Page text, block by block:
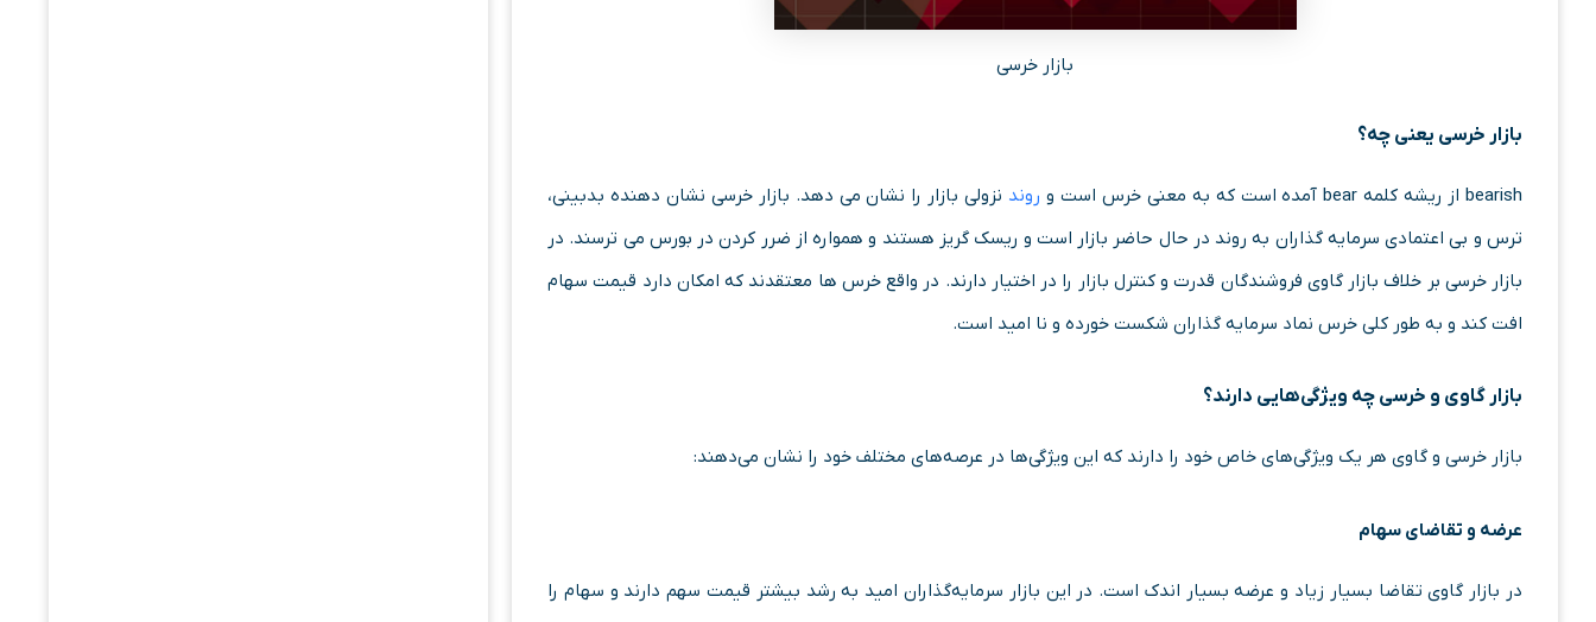
بازار خرسی
بازار خرسی یعنی چه؟
bearish از ریشه کلمه bear آمده است که به معنی خرس است و روند نزولی بازار را نشان می دهد. بازار خرسی نشان دهنده بدبینی،
ترس و بی اعتمادی سرمایه گذاران به روند در حال حاضر بازار است و ریسک گریز هستند و همواره از ضرر کردن در بورس می ترسند. در
بازار خرسی بر خلاف بازار گاوی فروشندگان قدرت و کنترل بازار را در اختیار دارند. در واقع خرس ها معتقدند که امکان دارد قیمت سهام
افت کند و به طور کلی خرس نماد سرمایه گذاران شکست خورده و نا امید است.
بازار گاوی و خرسی چه ویژگی‌هایی دارند؟
بازار خرسی و گاوی هر یک ویژگی‌های خاص خود را دارند که این ویژگی‌ها در عرصه‌های مختلف خود را نشان می‌دهند:
عرضه و تقاضای سهام
در بازار گاوی تقاضا بسیار زیاد و عرضه بسیار اندک است. در این بازار سرمایه‌گذاران امید به رشد بیشتر قیمت سهم دارند و سهام را